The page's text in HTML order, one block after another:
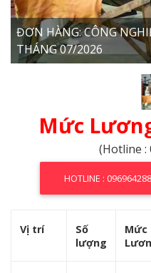
ĐƠN HÀNG: CÔNG
THÁNG 07/2026
Mức
(Hotline :
HOTLINE :
Vị trí
Số
lượng
Mức